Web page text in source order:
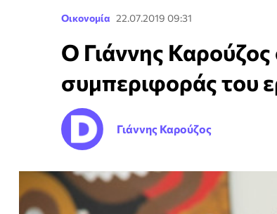
Οικονομία 22.07.2019 09:31
Ο Γιάννης
συμπεριφοράς του
Γιάννης Καρούζος